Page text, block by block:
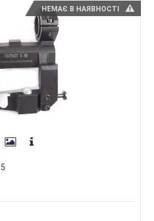
НЕМАЄ В НАЯВНОСТІ